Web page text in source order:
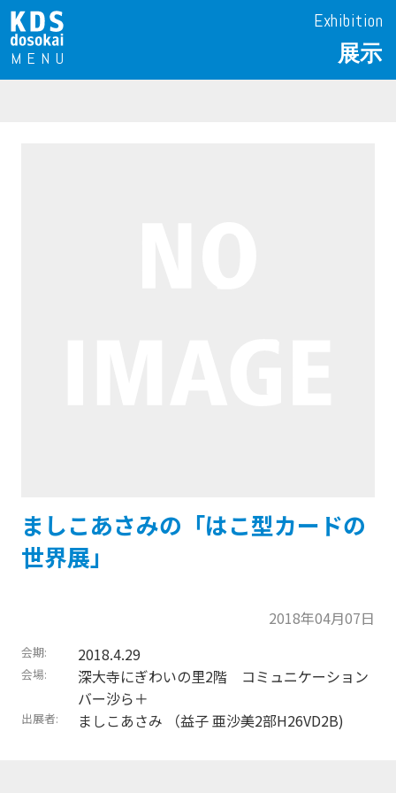
Exhibition
展示
ましこあさみの「はこ型カードの
世界展」
2018年04月07日
会期 2018.4.29
会場
深大寺にぎわいの里2階 コミュニケーション
バー沙ら＋
出展者 ましこあさみ （益子 亜沙美2部H26VD2B)